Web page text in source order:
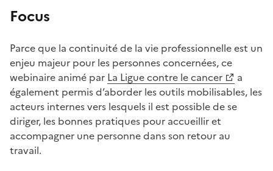
Focus
Parce que la continuité de la vie professionnelle est un
enjeu majeur pour les personnes concernées, ce
webinaire animé par La Ligue contre le cancer
a
également permis d’aborder les outils mobilisables, les
acteurs internes vers lesquels il est possible de se
diriger, les bonnes pratiques pour accueillir et
accompagner une personne dans son retour au
travail.